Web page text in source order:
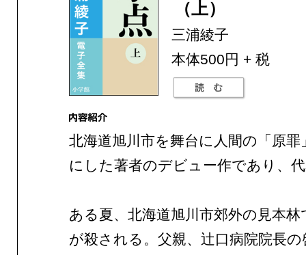
（上）
三浦綾子
本体500円 + 税
北海道旭川市を舞台に人間の「原
にした著者のデビュー作であり、
ある夏、北海道旭川市郊外の見本林
が殺される。父親、辻口病院院長